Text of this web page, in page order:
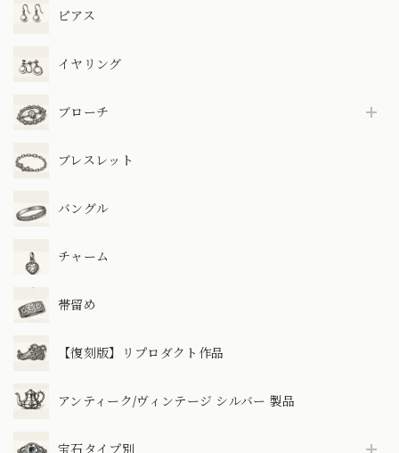
ピアス
イヤリング
ブローチ
ブレスレット
バングル
チャーム
帯留め
【復刻版】リプロダクト作品
アンティーク/ヴィンテージ シルバー 製品
宝石タイプ別